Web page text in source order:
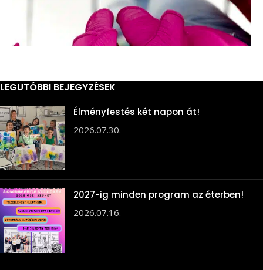
LEGUTÓBBI BEJEGYZÉSEK
Élményfestés két napon át!
2026.07.30.
2027-ig minden program az éterben!
2026.07.16.